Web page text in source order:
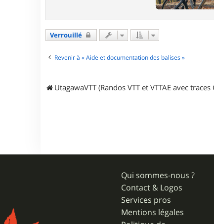
Verrouillé
Revenir à « Aide et documentation des balises »
UtagawaVTT (Randos VTT et VTTAE avec traces
Qui sommes-nous ?
Contact & Logos
Services pros
Mentions légales